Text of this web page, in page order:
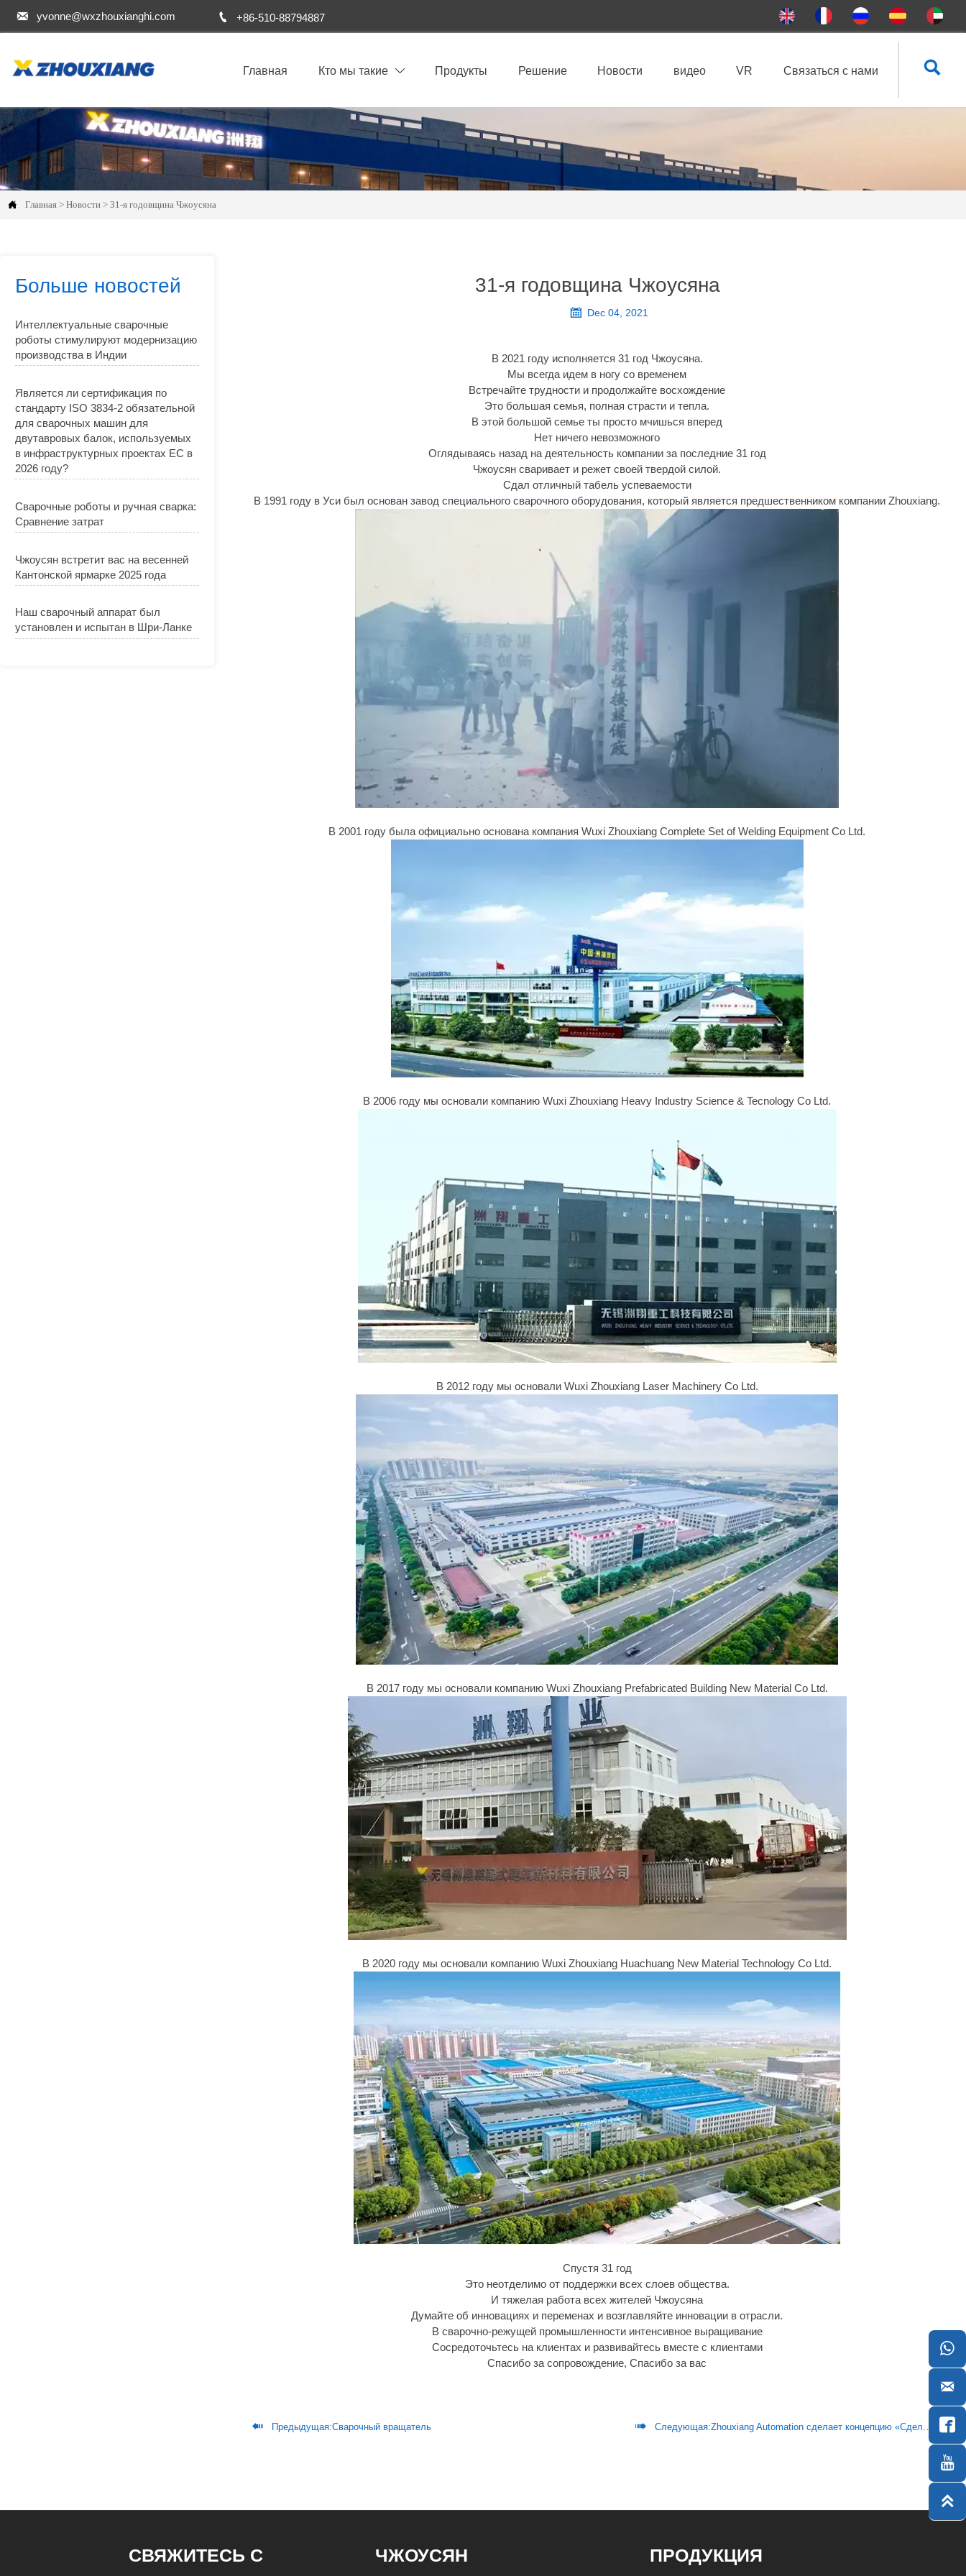
 yvonne@wxzhouxianghi.com  +86-510-88794887
Главная Кто мы такие  Продукты Решение Новости видео VR Связаться с нами 
 Главная > Новости > 31-я годовщина Чжоусяна
Больше новостей
Интеллектуальные сварочные
роботы стимулируют модернизацию
производства в Индии
Является ли сертификация по
стандарту ISO 3834-2 обязательной
для сварочных машин для
двутавровых балок, используемых
в инфраструктурных проектах ЕС в
2026 году?
Сварочные роботы и ручная сварка:
Сравнение затрат
Чжоусян встретит вас на весенней
Кантонской ярмарке 2025 года
Наш сварочный аппарат был
установлен и испытан в Шри-Ланке
31-я годовщина Чжоусяна
 Dec 04, 2021
В 2021 году исполняется 31 год Чжоусяна.
Мы всегда идем в ногу со временем
Встречайте трудности и продолжайте восхождение
Это большая семья, полная страсти и тепла.
В этой большой семье ты просто мчишься вперед
Нет ничего невозможного
Оглядываясь назад на деятельность компании за последние 31 год
Чжоусян сваривает и режет своей твердой силой.
Сдал отличный табель успеваемости
В 1991 году в Уси был основан завод специального сварочного оборудования, который является предшественником компании Zhouxiang.
В 2001 году была официально основана компания Wuxi Zhouxiang Complete Set of Welding Equipment Co Ltd.
В 2006 году мы основали компанию Wuxi Zhouxiang Heavy Industry Science & Tecnology Co Ltd.
В 2012 году мы основали Wuxi Zhouxiang Laser Machinery Co Ltd.
В 2017 году мы основали компанию Wuxi Zhouxiang Prefabricated Building New Material Co Ltd.
В 2020 году мы основали компанию Wuxi Zhouxiang Huachuang New Material Technology Co Ltd.
Спустя 31 год
Это неотделимо от поддержки всех слоев общества.
И тяжелая работа всех жителей Чжоусяна
Думайте об инновациях и переменах и возглавляйте инновации в отрасли.
В сварочно-режущей промышленности интенсивное выращивание
Сосредоточьтесь на клиентах и развивайтесь вместе с клиентами
Спасибо за сопровождение, Спасибо за вас
 Предыдущая:Сварочный вращатель  Следующая:Zhouxiang Automation сделает концепцию «Сделано в Китае 2025» более обоснованной
СВЯЖИТЕСЬ С
ЧЖОУСЯН ПРОДУКЦИЯ




